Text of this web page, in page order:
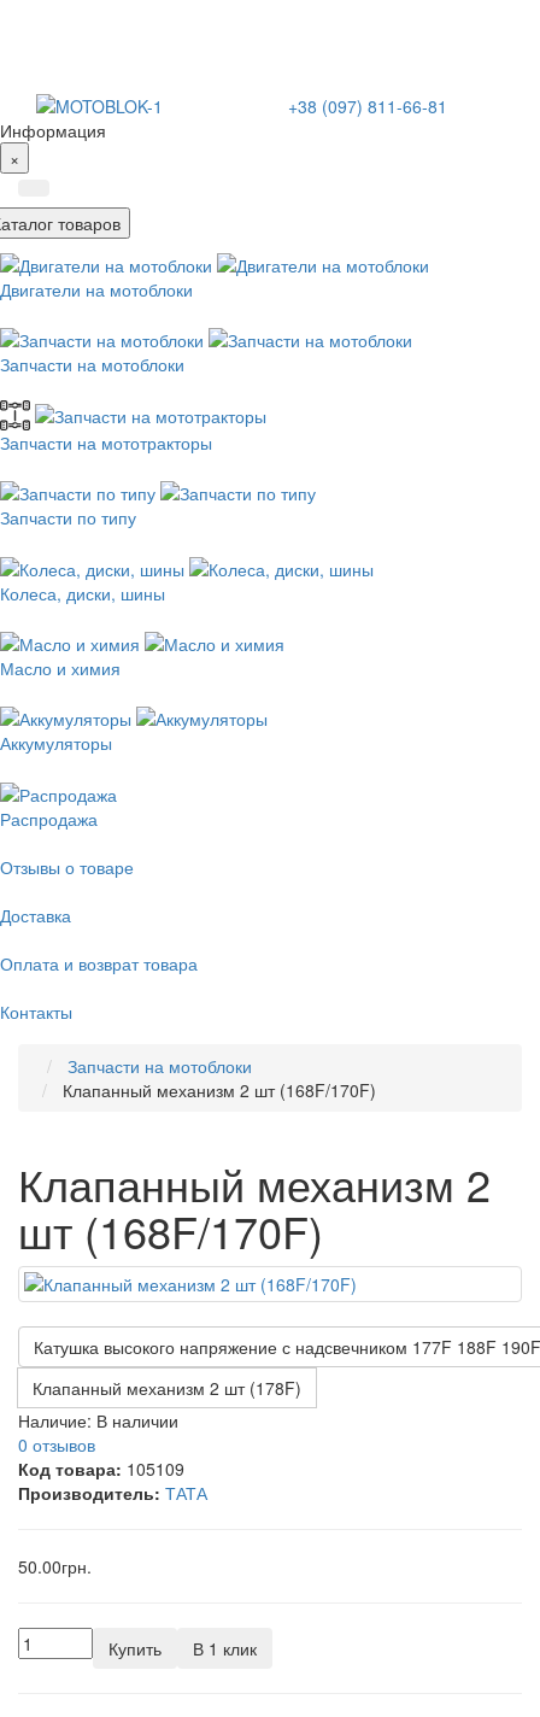
+38 (097) 811-66-81
Информация
×
товаров
Двигатели на мотоблоки
Запчасти на мотоблоки
Запчасти на мототракторы
Запчасти по типу
Колеса, диски, шины
Масло и химия
Аккумуляторы
Распродажа
Отзывы о товаре
Доставка
Оплата и возврат товара
Контакты
Запчасти на мотоблоки
Клапанный механизм 2 шт (168F/170F)
Клапанный механизм 2
шт (168F/170F)
Катушка высокого напряжение с надсвечником 177F 188F 190F
Клапанный механизм 2 шт (178F)
Наличие: В наличии
0 отзывов
Код товара: 105109
Производитель: ТАТА
50.00грн.
Купить В 1 клик